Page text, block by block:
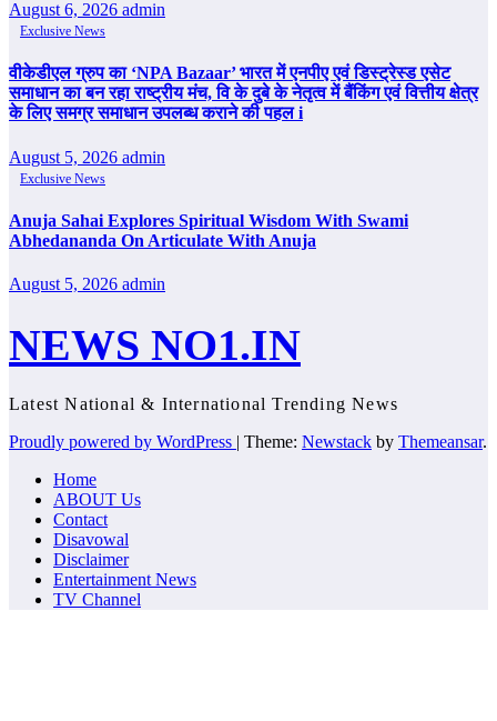
August 6, 2026 admin
Exclusive News
वीकेडीएल ग्रुप का ‘NPA Bazaar’ भारत में एनपीए एवं डिस्ट्रेस्ड एसेट
समाधान का बन रहा राष्ट्रीय मंच, वि के दुबे के नेतृत्व में बैंकिंग एवं वित्तीय क्षेत्र
के लिए समग्र समाधान उपलब्ध कराने की पहल i
August 5, 2026 admin
Exclusive News
Anuja Sahai Explores Spiritual Wisdom With Swami
Abhedananda On Articulate With Anuja
August 5, 2026 admin
NEWS NO1.IN
Latest National & International Trending News
Proudly powered by WordPress | Theme: Newstack by Themeansar.
Home
ABOUT Us
Contact
Disavowal
Disclaimer
Entertainment News
TV Channel